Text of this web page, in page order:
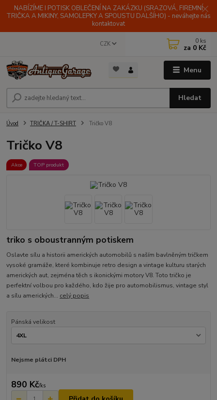
NABÍZÍME I POTISK OBLEČENÍ NA ZAKÁZKU (SRAZOVÁ, FIREMNÍ
TRIČKA A MIKINY, SAMOLEPKY A SPOUSTU DALŠÍHO) - neváhejte nás
kontaktovat
Menu
CZK
Hledat
0 ks
za 0 Kč
Úvod TRIČKA / T-SHIRT Tričko V8
Tričko V8
Akce TOP produkt
triko s oboustranným potiskem
Oslavte sílu a historii amerických automobilů s naším bavlněným tričkem
vysoké gramáže, které kombinuje retro design a vintage kulturu starých
amerických aut, zejména těch s ikonickými motory V8. Toto tričko je
perfektní volbou pro každého, kdo žije pro automobilismus, vintage styl
a sílu amerických... celý popis
Pánská velikost
Nejsme plátci DPH
890 Kč/ks